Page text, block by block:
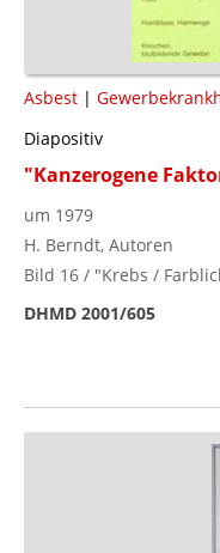
Asbest |
Diapositiv
"Kanzerogene
um 1979
H. Berndt, Autoren
Bild 16 / "Krebs /
DHMD 2001/605